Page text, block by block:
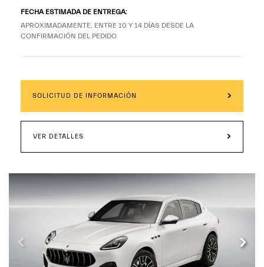
FECHA ESTIMADA DE ENTREGA:
APROXIMADAMENTE, ENTRE 10 Y 14 DÍAS DESDE LA
CONFIRMACIÓN DEL PEDIDO
SOLICITUD DE INFORMACIÓN
VER DETALLES